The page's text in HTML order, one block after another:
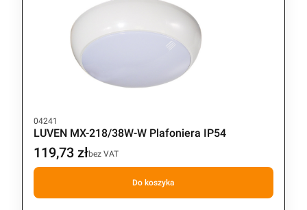
Kod produktu
04241
LUVEN MX-218/38W-W Plafoniera IP54
Cena
119,73 złbez VAT
Do koszyka